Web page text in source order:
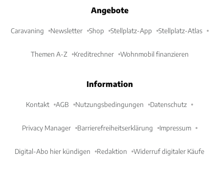
Angebote
Caravaning Newsletter Shop Stellplatz-App Stellplatz-Atlas
Themen A-Z Kreditrechner Wohnmobil finanzieren
Information
Kontakt AGB Nutzungsbedingungen Datenschutz
Privacy Manager Barrierefreiheitserklärung Impressum
Digital-Abo hier kündigen Redaktion Widerruf digitaler Käufe